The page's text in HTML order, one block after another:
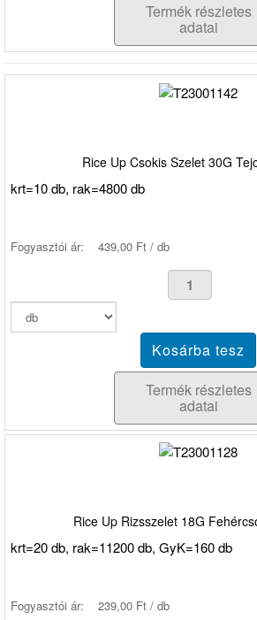
Termék részletes
adatai
Rice Up Csokis Szelet 30G
krt=10 db, rak=4800 db
Fogyasztói ár: 439,00 Ft / db
Termék részletes
adatai
Rice Up Rizsszelet 18G
krt=20 db, rak=11200 db, GyK=160 db
Fogyasztói ár: 239,00 Ft / db